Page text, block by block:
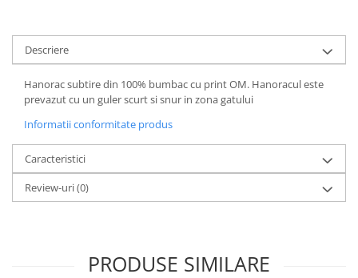
Descriere
Hanorac subtire din 100% bumbac cu print OM. Hanoracul este
prevazut cu un guler scurt si snur in zona gatului
Informatii conformitate produs
Caracteristici
Review-uri(0)
PRODUSE SIMILARE